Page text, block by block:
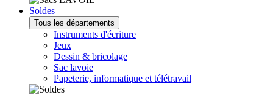
Soldes
Tous les départements
Instruments d'écriture
Jeux
Dessin & bricolage
Sac lavoie
Papeterie, informatique et télétravail